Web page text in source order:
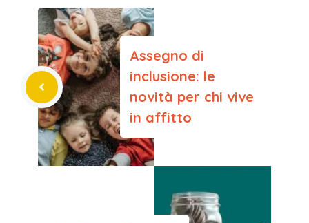
Assegno di
inclusione: le
novità per chi vive
in affitto